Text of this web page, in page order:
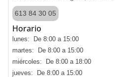
613 84 30 05
Horario
lunes: De 8:00 a 15:00
martes: De 8:00 a 15:00
miércoles: De 8:00 a 18:00
jueves: De 8:00 a 15:00